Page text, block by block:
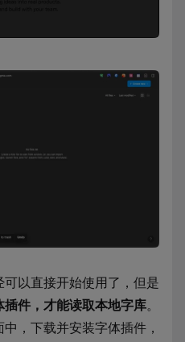
以直接开始使用了，但是
插件，才能读取本地字库。
，下载并安装字体插件，